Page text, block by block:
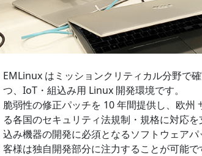
EMLinux はミッションクリティカル分野で
つ、IoT・組込み用 Linux 開発環境です。
脆弱性の修正パッチを 10 年間提供し、欧州
る各国のセキュリティ法規制・規格に対応
込み機器の開発に必須となるソフトウェア
客様は独自開発部分に注力することが可能で